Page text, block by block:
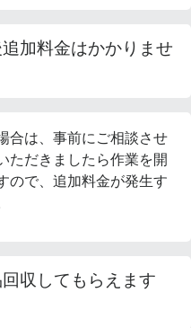
加料金はかかりませ
合は、事前にご相談させ
ただきましたら作業を開
ので、追加料金が発生す
収してもらえます